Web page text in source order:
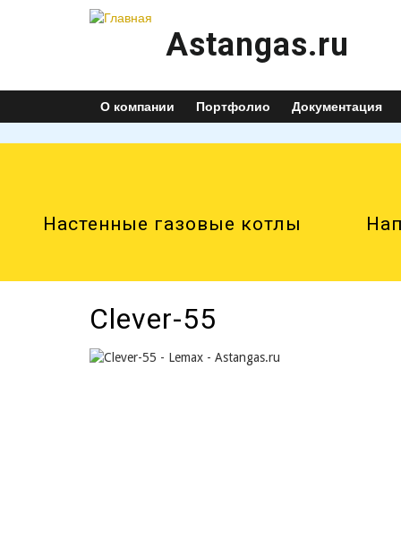
Astangas.ru
О компании Портфолио Документация
Настенные газовые котлы
Clever-55